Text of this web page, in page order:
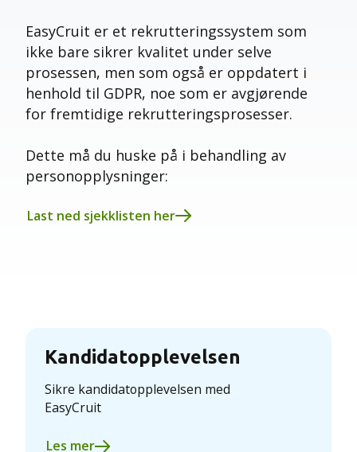
EasyCruit er et rekrutteringssystem som
ikke bare sikrer kvalitet under selve
prosessen, men som også er oppdatert i
henhold til GDPR, noe som er avgjørende
for fremtidige rekrutteringsprosesser.
Dette må du huske på i behandling av
personopplysninger:
Last ned sjekklisten her
Kandidatopplevelsen
Sikre kandidat­opplevelsen med
EasyCruit
Les mer